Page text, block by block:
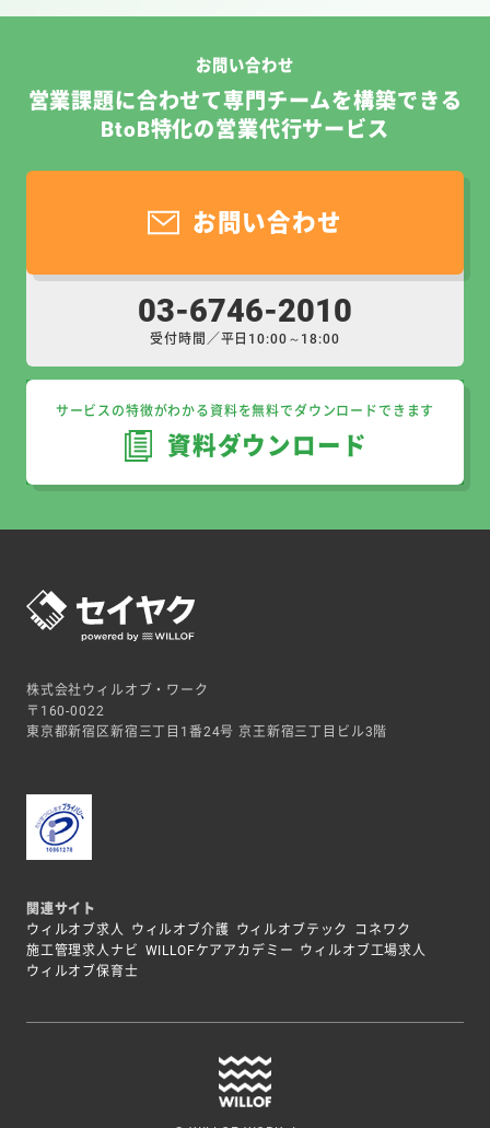
お問い合わせ
営業課題に合わせて専門チームを構築できる
BtoB特化の営業代行サービス
お問い合わせ
03-6746-2010
受付時間／平日10:00～18:00
サービスの特徴がわかる資料を無料でダウンロードできます
資料ダウンロード
株式会社ウィルオブ・ワーク
〒160-0022
東京都新宿区新宿三丁目1番24号 京王新宿三丁目ビル3階
関連サイト
ウィルオブ求人
ウィルオブ介護 ウィルオブテック
コネワク
施工管理求人ナビ WILLOFケアアカデミー ウィルオブ工場求人
ウィルオブ保育士